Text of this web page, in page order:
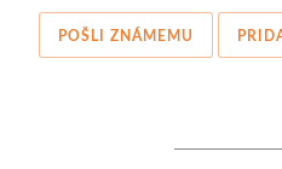
POŠLI ZNÁMEMU